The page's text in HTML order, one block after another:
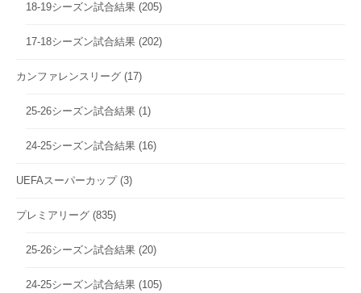
18-19シーズン試合結果 (205)
17-18シーズン試合結果 (202)
カンファレンスリーグ (17)
25-26シーズン試合結果 (1)
24-25シーズン試合結果 (16)
UEFAスーパーカップ(3)
プレミアリーグ (835)
25-26シーズン試合結果 (20)
24-25シーズン試合結果 (105)